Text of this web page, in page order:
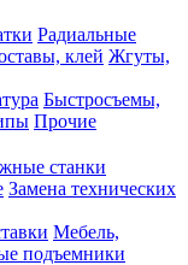
Радиальные
клей Жгуты,
Быстросъемы,
Прочие
станки
Замена технических
Мебель,
подъемники